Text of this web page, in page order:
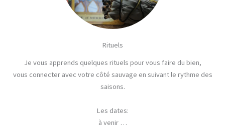
Rituels
Je vous apprends quelques rituels pour vous faire du bien,
vous connecter avec votre côté sauvage en suivant le rythme des
saisons.
Les dates:
à venir …